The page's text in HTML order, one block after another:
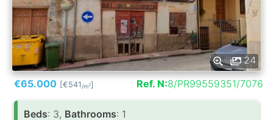
24
€65.000 [€541/m2] Ref. N:8/PR99559351/7076
Вeds: 3, Bathrooms: 1